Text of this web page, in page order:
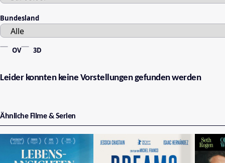
Bundesland
OV 3D
Leider konnten keine Vorstellungen gefunden werden
Ähnliche Filme & Serien